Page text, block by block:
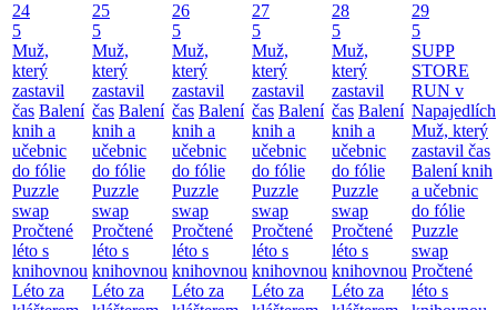
24
5
Muž,
který
zastavil
čas Balení
knih a
učebnic
do fólie
Puzzle
swap
Pročtené
léto s
knihovnou
Léto za
25
5
Muž,
který
zastavil
čas Balení
knih a
učebnic
do fólie
Puzzle
swap
Pročtené
léto s
knihovnou
Léto za
26
5
Muž,
který
zastavil
čas Balení
knih a
učebnic
do fólie
Puzzle
swap
Pročtené
léto s
knihovnou
Léto za
27
5
Muž,
který
zastavil
čas Balení
knih a
učebnic
do fólie
Puzzle
swap
Pročtené
léto s
knihovnou
Léto za
28
5
Muž,
který
zastavil
čas Balení
knih a
učebnic
do fólie
Puzzle
swap
Pročtené
léto s
knihovnou
Léto za
29
5
SUPP
STORE
RUN v
Napajedlích
Muž, který
zastavil čas
Balení knih
a učebnic
do fólie
Puzzle
swap
Pročtené
léto s